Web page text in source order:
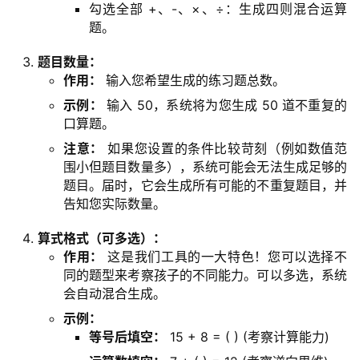
勾选全部 +、-、×、÷：生成四则混合运算
题。
题目数量：
作用：
输入您希望生成的练习题总数。
示例：
输入 50，系统将为您生成 50 道不重复的
口算题。
注意：
如果您设置的条件比较苛刻（例如数值范
围小但题目数量多），系统可能会无法生成足够的
题目。届时，它会生成所有可能的不重复题目，并
告知您实际数量。
算式格式（可多选）：
作用：
这是我们工具的一大特色！您可以选择不
同的题型来考察孩子的不同能力。可以多选，系统
会自动混合生成。
示例：
等号后填空：
15 + 8 = ( ) (考察计算能力)